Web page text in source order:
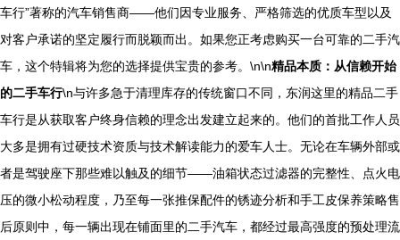
车行”著称的汽车销售商——他们因专业服务、严格筛选的优质车型以及
对客户承诺的坚定履行而脱颖而出。如果您正考虑购买一台可靠的二手汽
车，这个特辑将为您的选择提供宝贵的参考。\n\n精品本质：从信赖开始
的二手车行\n与许多急于清理库存的传统窗口不同，东润这里的精品二手
车行是从获取客户终身信赖的理念出发建立起来的。他们的首批工作人员
大多是拥有过硬技术资质与技术解读能力的爱车人士。无论在车辆外部或
者是驾驶座下那些难以触及的细节——油箱状态过滤器的完整性、点火电
压的微小松动程度，乃至每一张推保配件的锈迹分析和手工皮保养策略售
后原则中，每一辆出现在铺面里的二手汽车，都经过最高强度的预处理流